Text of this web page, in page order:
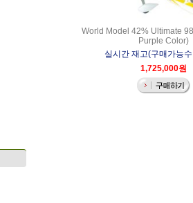
World Model 42% Ultimate
Purple Color)
실시간 재고(구매가능
1,725,000원